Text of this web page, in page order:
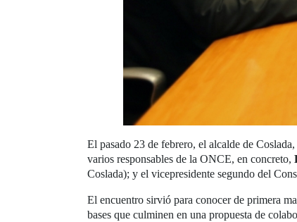
El pasado 23 de febrero, el alcalde de Coslada,
varios responsables de la ONCE, en concreto,
Coslada); y el vicepresidente segundo del
El encuentro sirvió para conocer de primera
bases que culminen en una propuesta de